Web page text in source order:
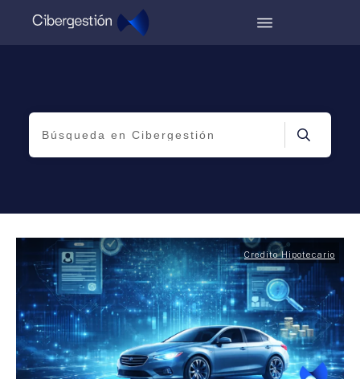
Credito Hipotecario